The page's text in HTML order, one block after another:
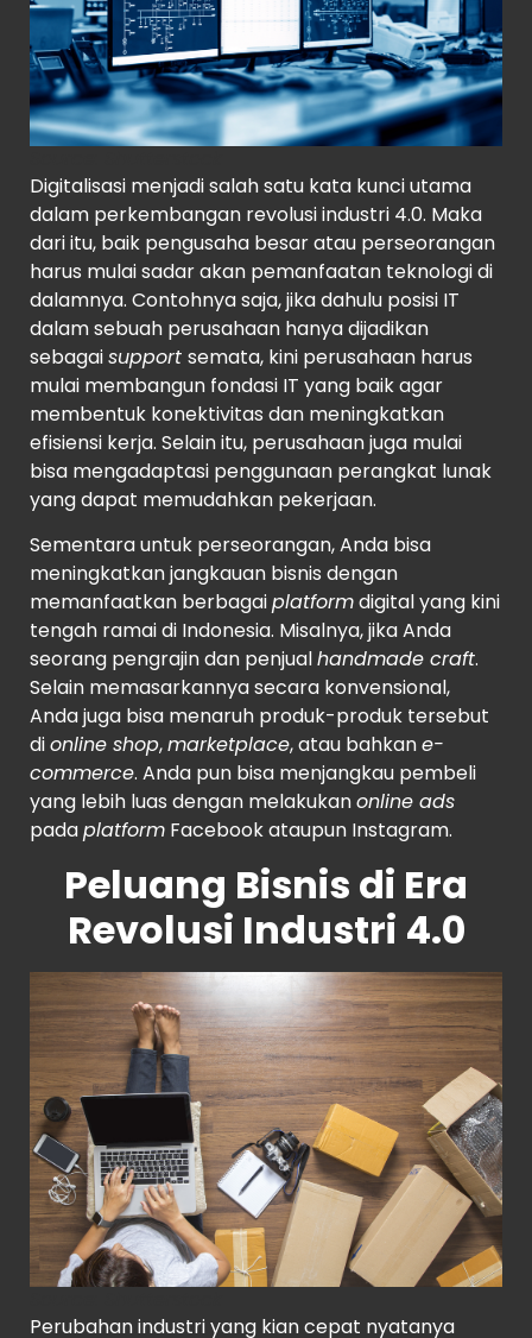
Digitalisasi menjadi salah satu kata kunci utama
dalam perkembangan revolusi industri 4.0. Maka
dari itu, baik pengusaha besar atau perseorangan
harus mulai sadar akan pemanfaatan teknologi di
dalamnya. Contohnya saja, jika dahulu posisi IT
dalam sebuah perusahaan hanya dijadikan
sebagaisupport semata, kini perusahaan harus
mulai membangun fondasi IT yang baik agar
membentuk konektivitas dan meningkatkan
efisiensi kerja. Selain itu, perusahaan juga mulai
bisa mengadaptasi penggunaan perangkat lunak
yang dapat memudahkan pekerjaan.
Sementara untuk perseorangan, Anda bisa
meningkatkan jangkauan bisnis dengan
memanfaatkan berbagaiplatformdigital yang kini
tengah ramai di Indonesia. Misalnya, jika Anda
seorang pengrajin dan penjualhandmade craft.
Selain memasarkannya secara konvensional,
Anda juga bisa menaruh produk-produk tersebut
dionline shop,marketplace, atau bahkane-
commerce. Anda pun bisa menjangkau pembeli
yang lebih luas dengan melakukanonline ads
padaplatform Facebook ataupun Instagram.
Peluang Bisnis di Era
Revolusi Industri 4.0
Perubahan industri yang kian cepat nyatanya